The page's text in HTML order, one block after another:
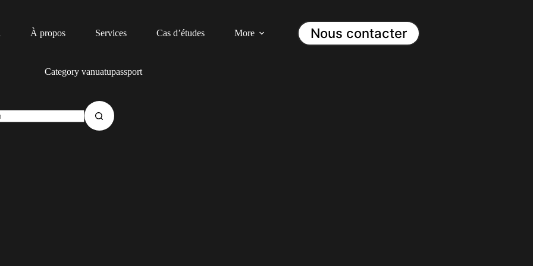
À propos Services Cas d’études More Nous contacter
Categoryvanuatupassport